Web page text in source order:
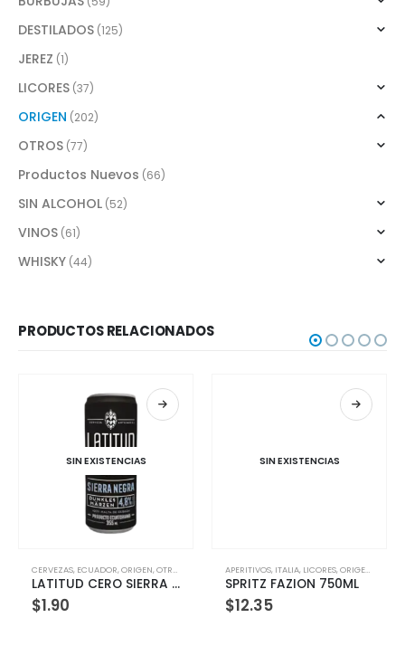
DESTILADOS (125)
JEREZ (1)
LICORES (37)
ORIGEN (202)
OTROS (77)
Productos Nuevos (66)
SIN ALCOHOL (52)
VINOS (61)
WHISKY (44)
PRODUCTOS RELACIONADOS
SIN EXISTENCIAS
CERVEZAS, ECUADOR,ORIGEN,OTROS
LATITUD CERO SIERRA NEGRA LATA 355ML
$1.90
SIN EXISTENCIAS
APERITIVOS, ITALIA, LICORES,ORIGEN
SPRITZ FAZION 750ML
$12.35